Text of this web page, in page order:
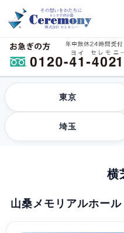
東京
埼玉
横
山桑メモリアルホー